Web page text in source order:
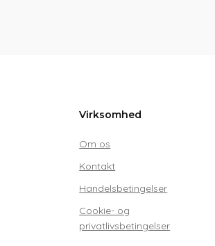
Virksomhed
Om os
Kontakt
Handelsbetingelser
Cookie- og
privatlivsbetingelser